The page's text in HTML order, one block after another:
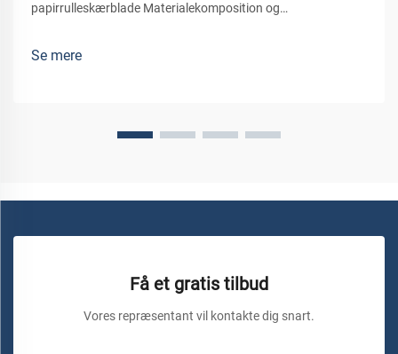
papirrulleskærblade Materialekomposition og
levetid. Blade fremstillet af høj-kulstof stål er ofte co...
Se mere
Få et gratis tilbud
Vores repræsentant vil kontakte dig snart.